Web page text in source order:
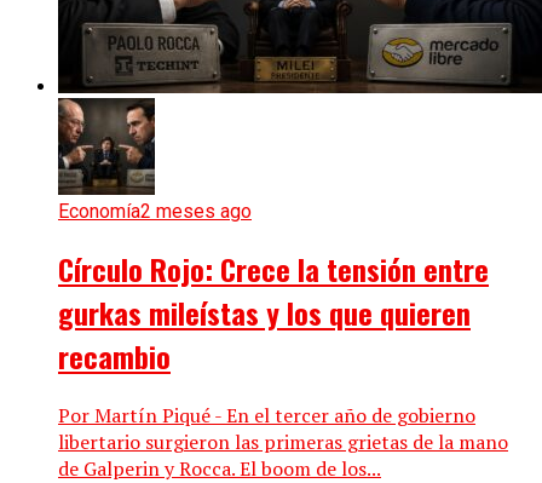
Economía2 meses ago
Círculo Rojo: Crece la tensión entre
gurkas mileístas y los que quieren
recambio
Por Martín Piqué - En el tercer año de gobierno
libertario surgieron las primeras grietas de la mano
de Galperin y Rocca. El boom de los...